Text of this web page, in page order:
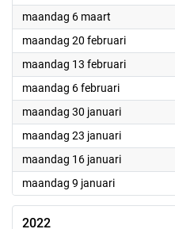
maandag 6 maart
maandag 20 februari2023
maandag 13 februari2023
maandag 6 februari2023
maandag 30 januari2023
maandag 23 januari2023
maandag 16 januari2023
maandag 9 januari2023
2022